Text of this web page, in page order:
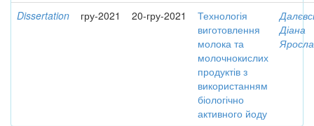
Dissertation гру-2021 20-гру-2021
Технологія
виготовлення
молока та
молочнокислих
продуктів з
використанням
біологічно
активного йоду
Діана